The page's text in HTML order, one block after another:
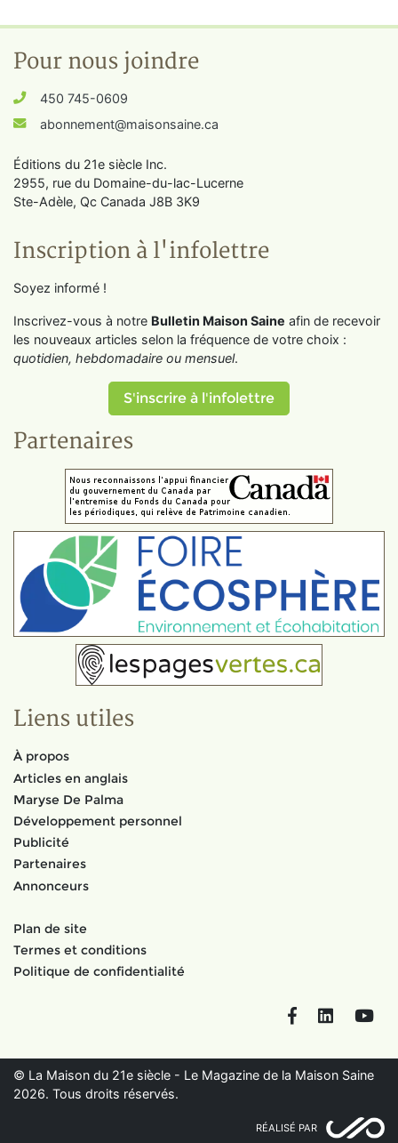
Pour nous joindre
450 745-0609
abonnement@maisonsaine.ca
Éditions du 21e siècle Inc.
2955, rue du Domaine-du-lac-Lucerne
Ste-Adèle, Qc Canada J8B 3K9
Inscription à l'infolettre
Soyez informé !
Inscrivez-vous à notre Bulletin Maison Saine afin de recevoir
les nouveaux articles selon la fréquence de votre choix :
quotidien, hebdomadaire ou mensuel.
S'inscrire à l'infolettre
Partenaires
Liens utiles
À propos
Articles en anglais
Maryse De Palma
Développement personnel
Publicité
Partenaires
Annonceurs
Plan de site
Termes et conditions
Politique de confidentialité
FacebookLinkedIn
© La Maison du 21e siècle - Le Magazine de la Maison Saine
2026. Tous droits réservés.
RÉALISÉ PAR